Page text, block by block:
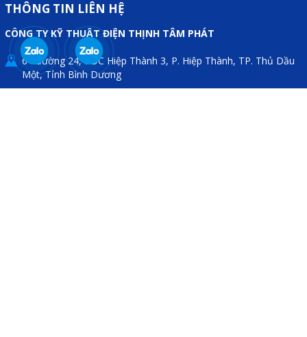
THÔNG TIN LIÊN HỆ
CÔNG TY KỸ THUẬT ĐIỆN THỊNH TÂM PHÁT
64 đường 24, KDC Hiệp Thành 3, P. Hiệp Thành, TP. Thủ Dầu
Một, Tỉnh Bình Dương